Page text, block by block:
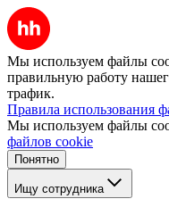
Мы используем файлы
правильную работу
трафик.
Правила использования
Мы используем файлы
файлов cookie
Понятно
Ищу сотрудника